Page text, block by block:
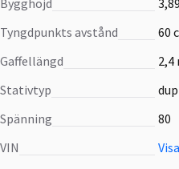
Bygghöjd
Tyngdpunkts avstånd
60
Gaffellängd
2,4
Stativtyp
Spänning
80
VIN
Visa